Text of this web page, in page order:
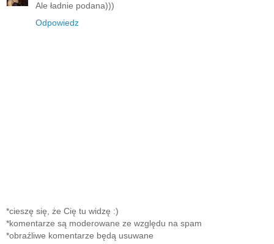
Ale ładnie podana)))
Odpowiedz
*cieszę się, że Cię tu widzę :)
*komentarze są moderowane ze względu na spam
*obraźliwe komentarze będą usuwane